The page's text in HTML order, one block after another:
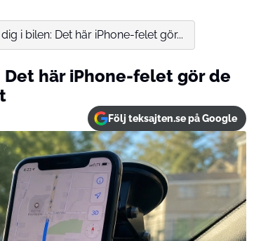
i bilen: Det här iPhone-felet gör...
här iPhone-felet gör de
Följ teksajten.se på Google